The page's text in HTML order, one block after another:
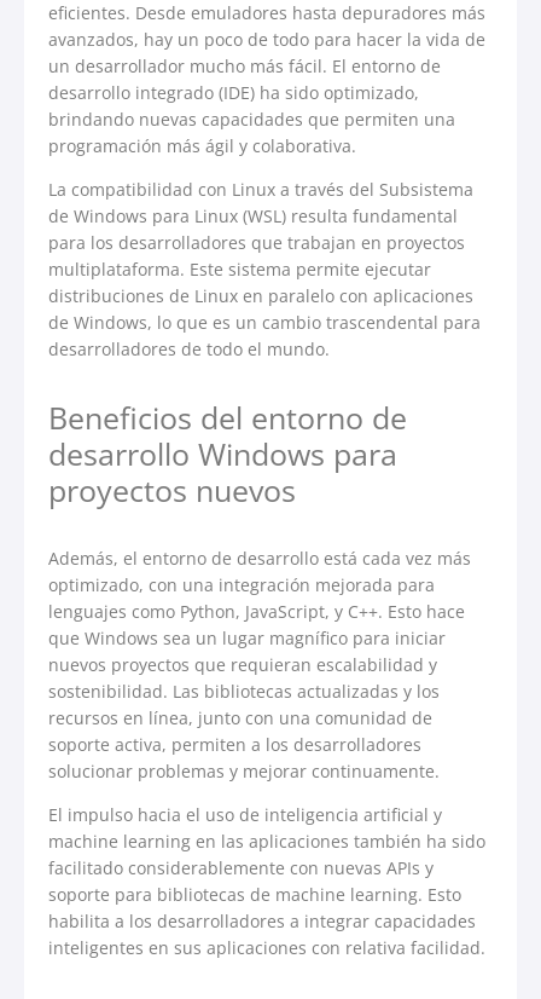
eficientes. Desde emuladores hasta depuradores más
avanzados, hay un poco de todo para hacer la vida de
un desarrollador mucho más fácil. El entorno de
desarrollo integrado (IDE) ha sido optimizado,
brindando nuevas capacidades que permiten una
programación más ágil y colaborativa.
La compatibilidad con Linux a través del Subsistema
de Windows para Linux (WSL) resulta fundamental
para los desarrolladores que trabajan en proyectos
multiplataforma. Este sistema permite ejecutar
distribuciones de Linux en paralelo con aplicaciones
de Windows, lo que es un cambio trascendental para
desarrolladores de todo el mundo.
Beneficios del entorno de
desarrollo Windows para
proyectos nuevos
Además, el entorno de desarrollo está cada vez más
optimizado, con una integración mejorada para
lenguajes como Python, JavaScript, y C++. Esto hace
que Windows sea un lugar magnífico para iniciar
nuevos proyectos que requieran escalabilidad y
sostenibilidad. Las bibliotecas actualizadas y los
recursos en línea, junto con una comunidad de
soporte activa, permiten a los desarrolladores
solucionar problemas y mejorar continuamente.
El impulso hacia el uso de inteligencia artificial y
machine learning en las aplicaciones también ha sido
facilitado considerablemente con nuevas APIs y
soporte para bibliotecas de machine learning. Esto
habilita a los desarrolladores a integrar capacidades
inteligentes en sus aplicaciones con relativa facilidad.